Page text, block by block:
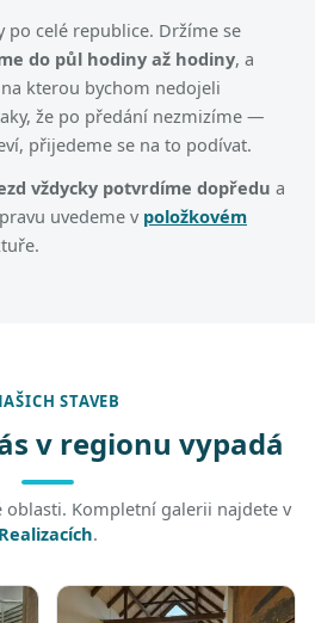
po celé republice. Držíme se
do půl hodiny až hodiny, a
kterou bychom nedojeli
že po předání nezmizíme —
přijedeme se na to podívat.
vždycky potvrdíme dopředu a
uvedeme v položkovém
STAVEB
v regionu vypadá
oblasti. Kompletní galerii najdete v
Realizacích.